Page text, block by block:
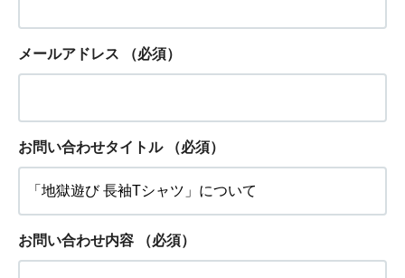
メールアドレス （必須）
お問い合わせタイトル （必須）
お問い合わせ内容 （必須）